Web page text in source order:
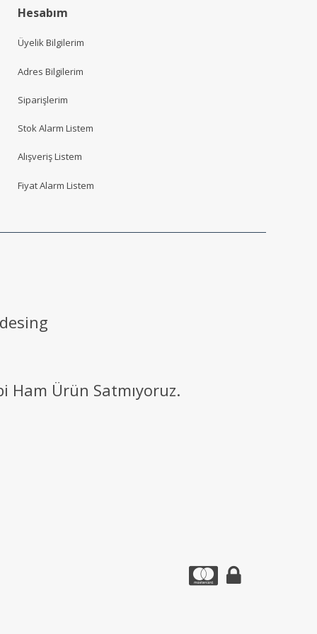
Hesabım
Üyelik Bilgilerim
Adres Bilgilerim
Siparişlerim
Stok Alarm Listem
Alışveriş Listem
Fiyat Alarm Listem
Ham Ürün Satmıyoruz.